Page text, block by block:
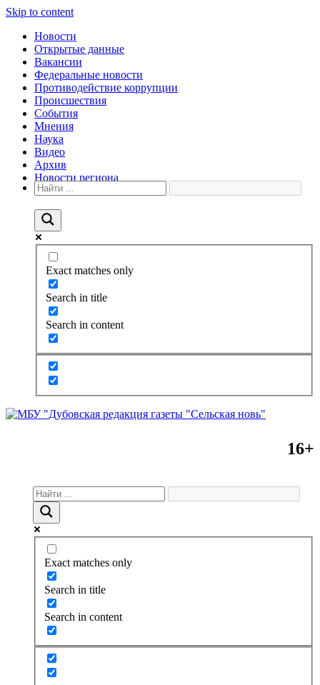
Skip to content
Новости
Открытые данные
Вакансии
Федеральные новости
Противодействие коррупции
Происшествия
События
Мнения
Наука
Видео
Архив
Новости региона
Exact matches only
Search in title
Search in content
16+
Exact matches only
Search in title
Search in content